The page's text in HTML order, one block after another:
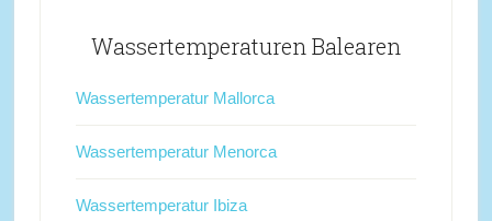
Wassertemperaturen Balearen
Wassertemperatur Mallorca
Wassertemperatur Menorca
Wassertemperatur Ibiza